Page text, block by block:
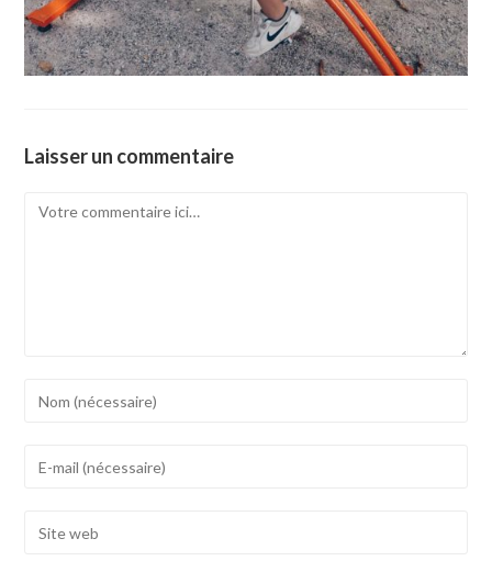
Laisser un commentaire
Comment
to
address